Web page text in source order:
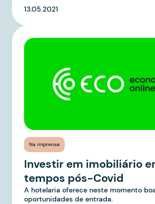
13.05.2021
Na imprensa
Investir em imobiliário
tempos pós-Covid
A hotelaria oferece neste momento
oportunidades de entrada.